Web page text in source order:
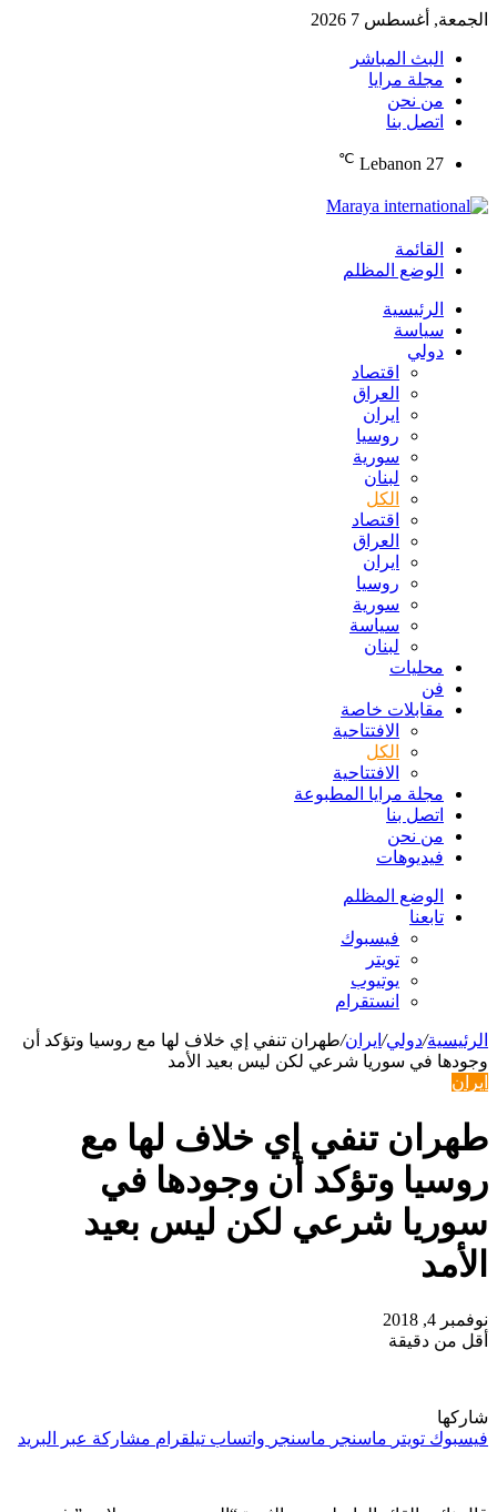
الجمعة, أغسطس 7 2026
البث المباشر
مجلة مرايا
من نحن
اتصل بنا
Lebanon 27
℃
القائمة
الوضع المظلم
الرئيسية
سياسة
دولي
اقتصاد
العراق
ايران
روسيا
سورية
لبنان
الكل
اقتصاد
العراق
ايران
روسيا
سورية
سياسة
لبنان
محليات
فن
مقابلات خاصة
الافتتاحیة
الكل
الافتتاحیة
مجلة مرايا المطبوعة
اتصل بنا
من نحن
فيديوهات
الوضع المظلم
تابعنا
فيسبوك
تويتر
يوتيوب
انستقرام
الرئيسية/دولي/ ايران/طهران تنفي إي خلاف لها مع روسيا وتؤكد أن
وجودها في سوريا شرعي لكن ليس بعيد الأمد
ايران
طهران تنفي إي خلاف لها مع
روسيا وتؤكد أن وجودها في
سوريا شرعي لكن ليس بعيد
الأمد
نوفمبر 4, 2018
أقل من دقيقة
شاركها
فيسبوك تويتر ماسنجر ماسنجر واتساب تيلقرام مشاركة عبر البريد